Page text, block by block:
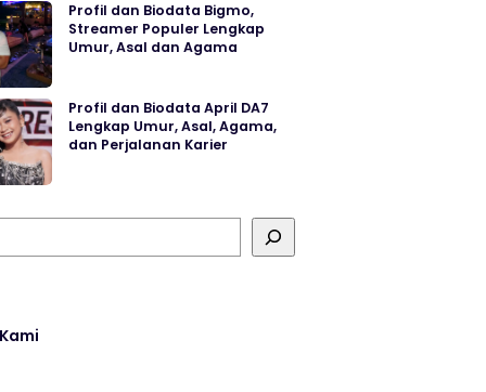
Profil dan Biodata Bigmo,
Streamer Populer Lengkap
Umur, Asal dan Agama
Profil dan Biodata April DA7
Lengkap Umur, Asal, Agama,
dan Perjalanan Karier